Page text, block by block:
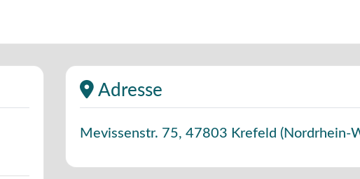
Adresse
Mevissenstr. 75, 47803 Krefeld ( Nordrhein-